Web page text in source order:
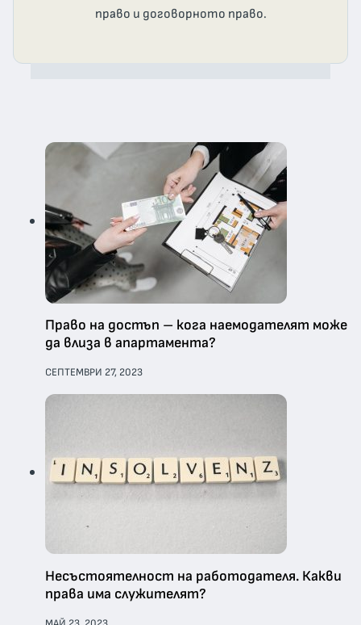
право и договорното право.
Право на достъп – кога наемодателят може
да влиза в апартамента?
СЕПТЕМВРИ 27, 2023
Несъстоятелност на работодателя. Какви
права има служителят?